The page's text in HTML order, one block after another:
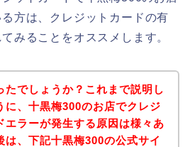
方は、クレジットカードの有
みることをオススメします。
たでしょうか？これまで説明し
に、十黒梅300のお店でクレジ
エラーが発生する原因は様々あ
は、下記十黒梅300の公式サイ